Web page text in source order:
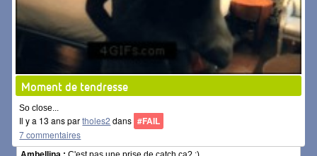
Moment de tendresse
So close...
Il y a 13 ans partholes2 dans #FAIL
7 commentaires